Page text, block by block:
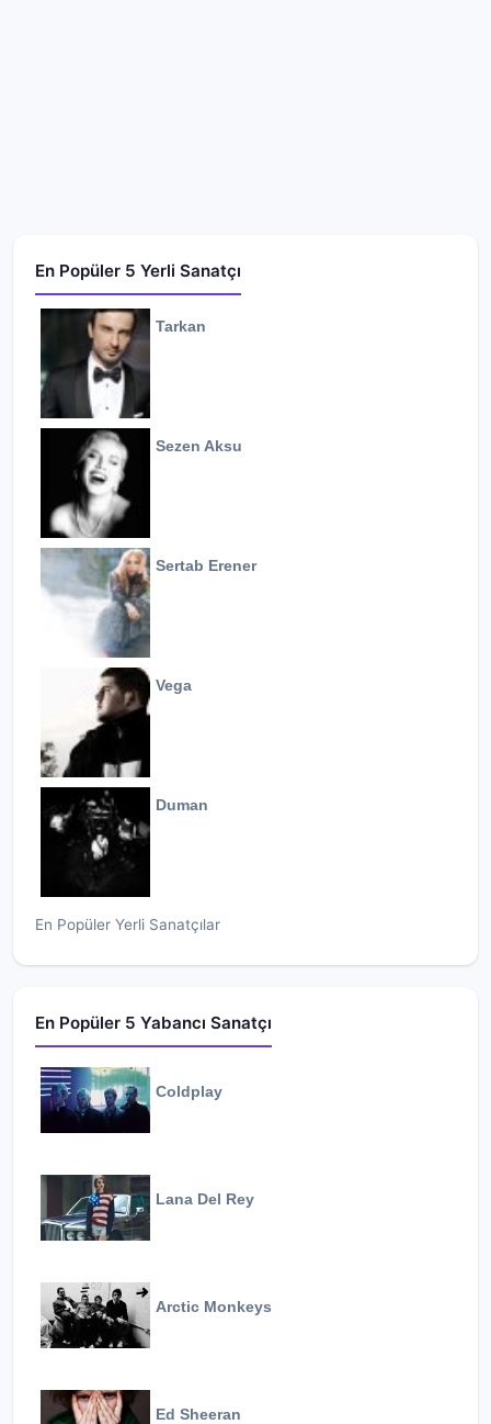
En Popüler 5 Yerli Sanatçı
Tarkan
Sezen Aksu
Sertab Erener
Vega
Duman
En Popüler Yerli Sanatçılar
En Popüler 5 Yabancı Sanatçı
Coldplay
Lana Del Rey
Arctic Monkeys
Ed Sheeran